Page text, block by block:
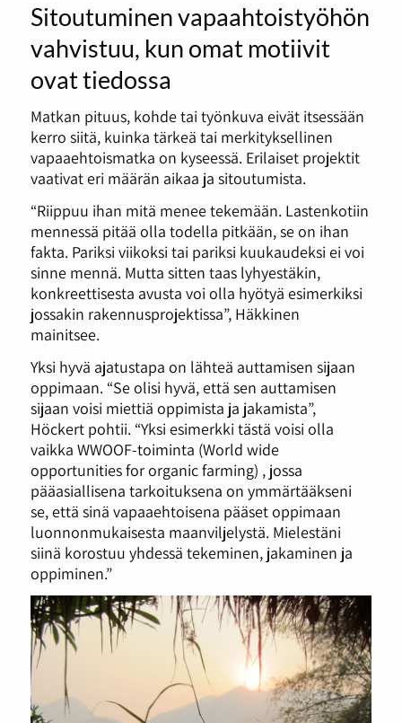
Sitoutuminen vapaahtoistyöhön
vahvistuu, kun omat motiivit
ovat tiedossa
Matkan pituus, kohde tai työnkuva eivät itsessään
kerro siitä, kuinka tärkeä tai merkityksellinen
vapaaehtoismatka on kyseessä. Erilaiset projektit
vaativat eri määrän aikaa ja sitoutumista.
“Riippuu ihan mitä menee tekemään. Lastenkotiin
mennessä pitää olla todella pitkään, se on ihan
fakta. Pariksi viikoksi tai pariksi kuukaudeksi ei voi
sinne mennä. Mutta sitten taas lyhyestäkin,
konkreettisesta avusta voi olla hyötyä esimerkiksi
jossakin rakennusprojektissa”, Häkkinen
mainitsee.
Yksi hyvä ajatustapa on lähteä auttamisen sijaan
oppimaan. “Se olisi hyvä, että sen auttamisen
sijaan voisi miettiä oppimista ja jakamista”,
Höckert pohtii. “Yksi esimerkki tästä voisi olla
vaikka WWOOF-toiminta (World wide
opportunities for organic farming) , jossa
pääasiallisena tarkoituksena on ymmärtääkseni
se, että sinä vapaaehtoisena pääset oppimaan
luonnonmukaisesta maanviljelystä. Mielestäni
siinä korostuu yhdessä tekeminen, jakaminen ja
oppiminen.”